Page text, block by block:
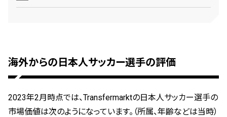
海外からの日本人サッカー選手の評価
2023年2月時点では、Transfermarktの日本人サッカー選手の
市場価値は次のようになっています。（所属、年齢などは当時）